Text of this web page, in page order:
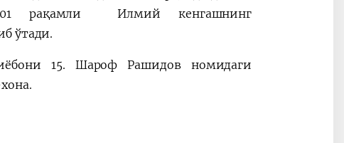
рақамли Илмий кенгашнинг
ўтади.
15. Шароф Рашидов номидаги
.